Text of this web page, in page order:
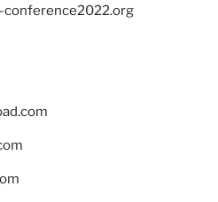
conference2022.org